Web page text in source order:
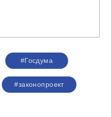
#Госдума
#законопроект